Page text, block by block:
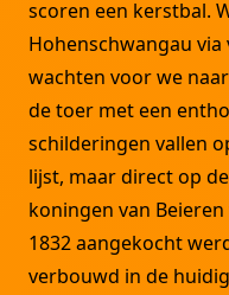
scoren een kerstbal.
Hohenschwangau
wachten voor we
de toer met een
schilderingen vallen
lijst, maar direct op
koningen van
1832 aangekocht
verbouwd in de